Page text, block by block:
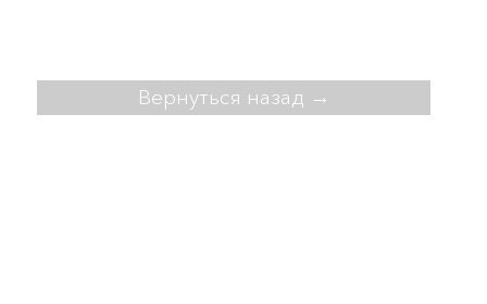
Вернуться назад →